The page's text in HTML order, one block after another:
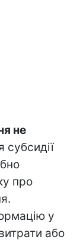
не
про
у
або